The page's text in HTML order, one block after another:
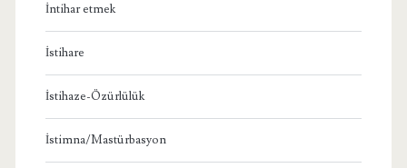
İntihar etmek
İstihare
İstihaze-Özürlülük
İstimna/Mastürbasyon